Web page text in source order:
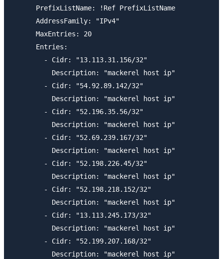
      PrefixListName: !Ref PrefixListName
      AddressFamily: "IPv4"
      MaxEntries: 20
      Entries:
        - Cidr: "13.113.31.156/32"
          Description: "mackerel host ip"
        - Cidr: "54.92.89.142/32"
          Description: "mackerel host ip"
        - Cidr: "52.196.35.56/32"
          Description: "mackerel host ip"
        - Cidr: "52.69.239.167/32"
          Description: "mackerel host ip"
        - Cidr: "52.198.226.45/32"
          Description: "mackerel host ip"
        - Cidr: "52.198.218.152/32"
          Description: "mackerel host ip"
        - Cidr: "13.113.245.173/32"
          Description: "mackerel host ip"
        - Cidr: "52.199.207.168/32"
          Description: "mackerel host ip"